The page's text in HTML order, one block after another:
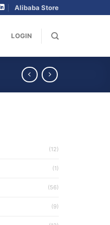
Alibaba Store
LOGIN
(12)
(1)
(56)
(9)